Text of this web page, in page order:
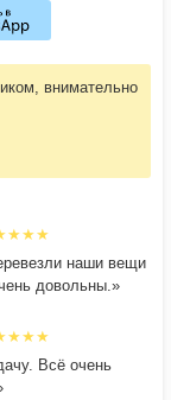
внимательно
наши вещи
довольны.»
Всё очень